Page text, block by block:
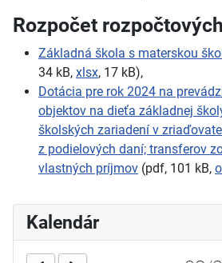
Rozpočet
Základná škola s materskou
34 kB, xlsx, 17 kB),
Dotácia pre rok 2024 na
objektov na dieťa základnej
školských zariadení v
z podielových daní; transferov
vlastných príjmov (pdf, 101 kB,
Kalendár